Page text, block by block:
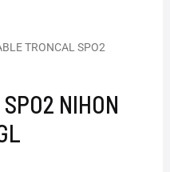
TRONCAL SPO2
NIHON